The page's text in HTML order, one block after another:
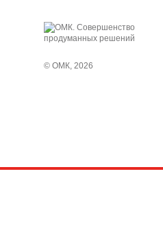
© ОМК, 2026